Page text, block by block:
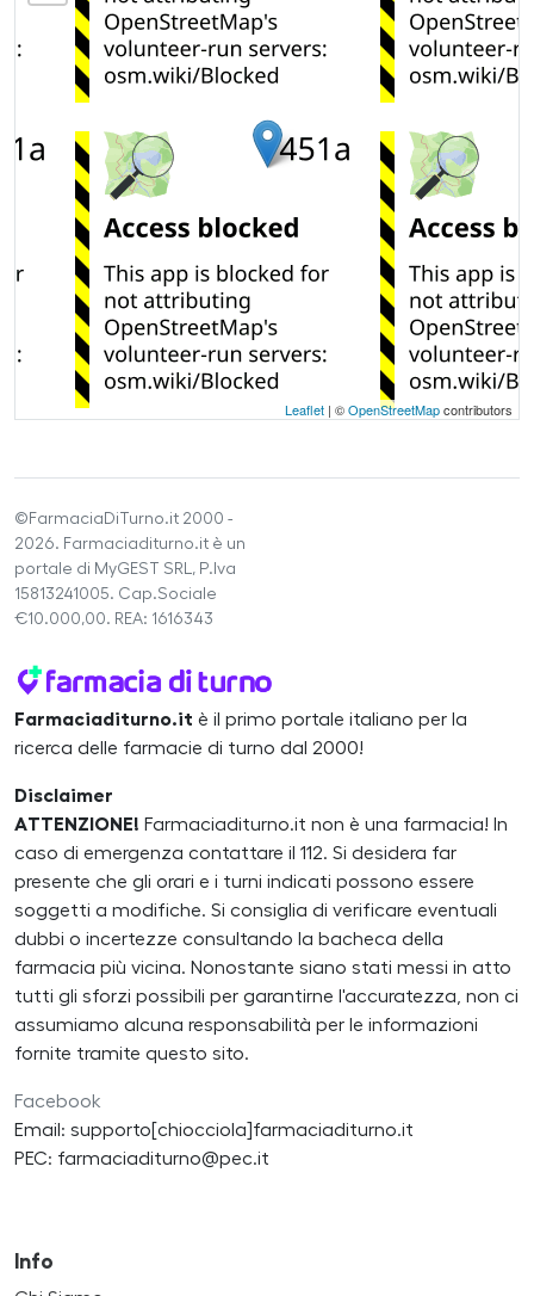
Leaflet | ©OpenStreetMapcontributors
©FarmaciaDiTurno.it 2000 -
2026. Farmaciaditurno.it è un
portale di MyGEST SRL, P.Iva
15813241005. Cap.Sociale
€10.000,00. REA: 1616343
Farmaciaditurno.it è il primo portale italiano per la
ricerca delle farmacie di turno dal 2000!
Disclaimer
ATTENZIONE! Farmaciaditurno.it non è una farmacia! In
caso di emergenza contattare il 112. Si desidera far
presente che gli orari e i turni indicati possono essere
soggetti a modifiche. Si consiglia di verificare eventuali
dubbi o incertezze consultando la bacheca della
farmacia più vicina. Nonostante siano stati messi in atto
tutti gli sforzi possibili per garantirne l'accuratezza, non ci
assumiamo alcuna responsabilità per le informazioni
fornite tramite questo sito.
Facebook
Email: supporto[chiocciola]farmaciaditurno.it
PEC: farmaciaditurno@pec.it
Info